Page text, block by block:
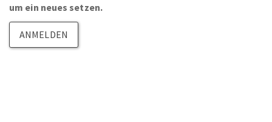
um ein neues setzen.
ANMELDEN